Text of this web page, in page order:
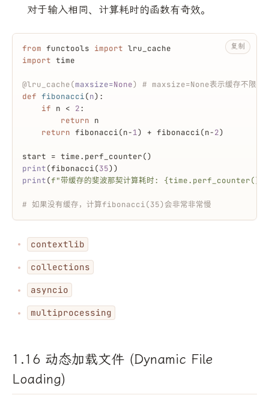
对于输入相同、计算耗时的函数有奇效。
from functools import lru_cache
import time
@lru_cache(maxsize=None) # maxsize=None表示缓存不限制
def fibonacci(n):
if n < 2:
return n
return fibonacci(n-1) + fibonacci(n-2)
start = time.perf_counter()
print(fibonacci(35))
print(f"带缓存的斐波那契计算耗时:
# 如果没有缓存，计算fibonacci(35)会非常非常慢
复制
contextlib
collections
asyncio
multiprocessing
1.16 动态加载文件 (Dynamic File
Loading)